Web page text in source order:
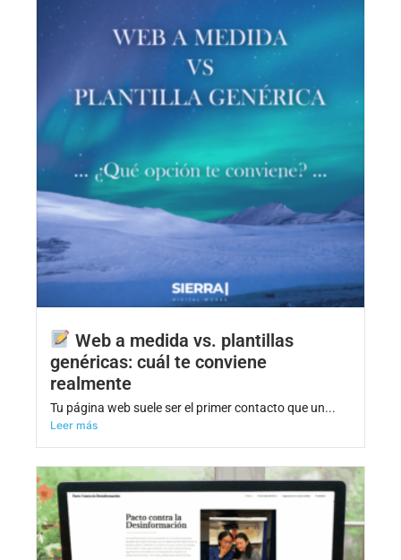
Web a medida vs. plantillas
genéricas: cuál te conviene
realmente
Tu página web suele ser el primer contacto que un...
Leer más